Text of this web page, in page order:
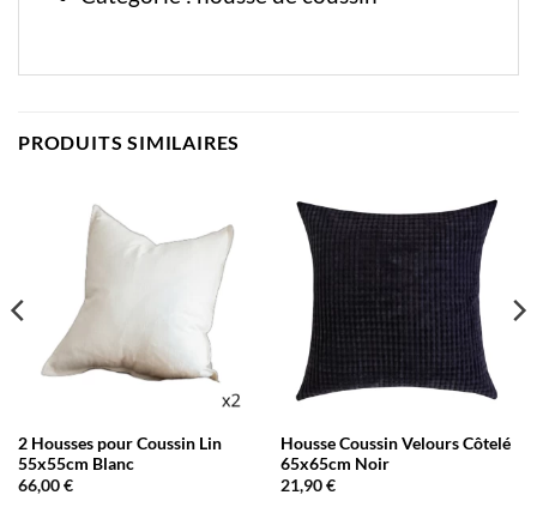
PRODUITS SIMILAIRES
2 Housses pour Coussin Lin
55x55cm Blanc
66,00€
Housse Coussin Velours Côtelé
65x65cm Noir
21,90€